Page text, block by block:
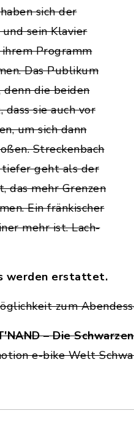
sich der
sein Klavier
Programm
Das Publikum
denn die beiden
sie auch vor
um sich dann
Streckenbach
geht als der
das mehr Grenzen
Ein fränkischer
mehr ist. Lach-
werden erstattet.
zum
– Die
e-bike Welt